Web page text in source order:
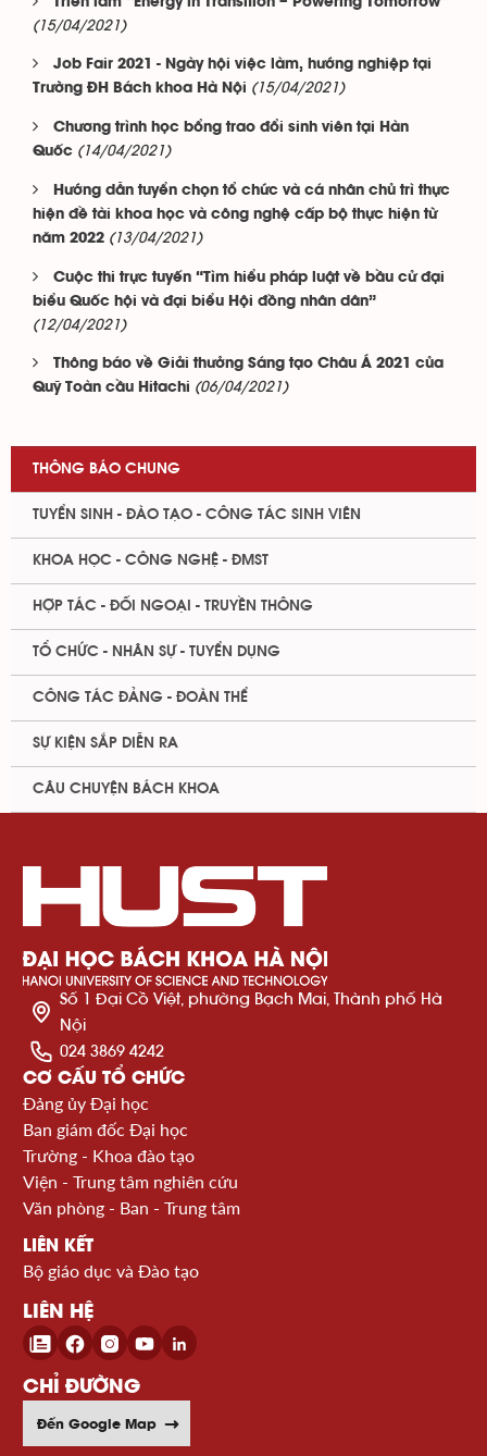
(15/04/2021)
Job Fair 2021 - Ngày hội việc làm, hướng nghiệp tại
Trường ĐH Bách khoa Hà Nội (15/04/2021)
Chương trình học bổng trao đổi sinh viên tại Hàn
Quốc (14/04/2021)
Hướng dẫn tuyển chọn tổ chức và cá nhân chủ trì thực
hiện đề tài khoa học và công nghệ cấp bộ thực hiện từ
năm 2022 (13/04/2021)
Cuộc thi trực tuyến “Tìm hiểu pháp luật về bầu cử đại
biểu Quốc hội và đại biểu Hội đồng nhân dân”
(12/04/2021)
Thông báo về Giải thưởng Sáng tạo Châu Á 2021 của
Quỹ Toàn cầu Hitachi (06/04/2021)
THÔNG BÁO CHUNG
TUYỂN SINH - ĐÀO TẠO - CÔNG TÁC SINH VIÊN
KHOA HỌC - CÔNG NGHỆ - ĐMST
HỢP TÁC - ĐỐI NGOẠI - TRUYỀN THÔNG
TỔ CHỨC - NHÂN SỰ - TUYỂN DỤNG
CÔNG TÁC ĐẢNG - ĐOÀN THỂ
SỰ KIỆN SẮP DIỄN RA
CÂU CHUYỆN BÁCH KHOA
Số 1 Đại Cồ Việt, phường Bạch Mai, Thành phố Hà
Nội
024 3869 4242
CƠ CẤU TỔ CHỨC
Đảng ủy Đại học
Ban giám đốc Đại học
Trường - Khoa đào tạo
Viện - Trung tâm nghiên cứu
Văn phòng - Ban - Trung tâm
LIÊN KẾT
Bộ giáo dục và Đào tạo
LIÊN HỆ
CHỈ ĐƯỜNG
Đến Google Map